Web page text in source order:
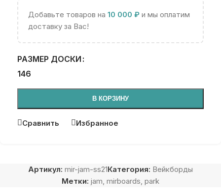
Добавьте товаров на 10 000 ₽ и мы оплатим
доставку за Вас!
РАЗМЕР ДОСКИ
146
В КОРЗИНУ
Сравнить Избранное
Артикул: mir-jam-ss21Категория: Вейкборды
Метки: jam, mirboards, park